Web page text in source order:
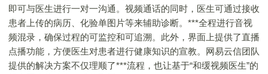
即可与医生进行一对一沟通。视频通话的同时，医生可通过接收
患者上传的病历、化验单图片等来辅助诊断。***全程进行音视
频混录，确保过程的可监控和可追溯。此外，界面上提供了直播
点播功能，方便医生对患者进行健康知识的宣教。网易云信团队
提供的解决方案不仅理顺了***流程，也让基于“和缓视频医生”的